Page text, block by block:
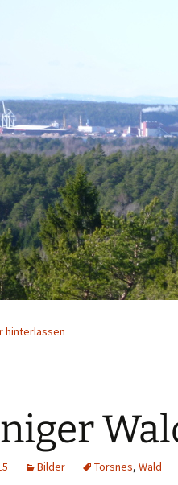
hinterlassen
Bilder Torsnes, Wald